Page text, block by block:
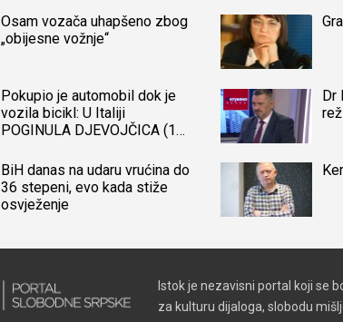
Osam vozača uhapšeno zbog
„obijesne vožnje“
Pokupio je automobil dok je
vozila bicikl: U Italiji
POGINULA DJEVOJČICA (14)
tijela
BiH danas na udaru vrućina do
36 stepeni, evo kada stiže
osvježenje
Dr
Istok je nezavisni portal koji se
za kulturu dijaloga, slobodu